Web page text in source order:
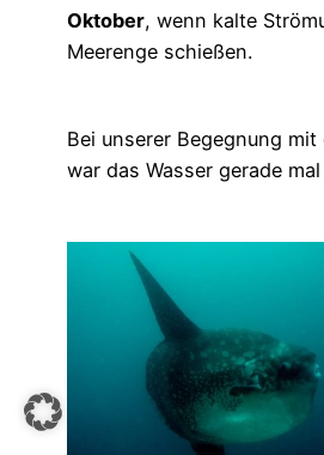
Oktober, wenn kalte
Meerenge schießen.
Bei unserer Begegnung
war das Wasser gerade